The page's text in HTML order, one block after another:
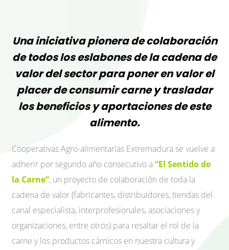
Una iniciativa pionera de colaboración
de todos los eslabones de la cadena de
valor del sector para poner en valor el
placer de consumir carne y trasladar
los beneficios y aportaciones de este
alimento.
Cooperativas Agro-alimentarias Extremadura se vuelve a
adherir por segundo año consecutivo a “El Sentido de
la Carne”, un proyecto de colaboración de toda la
cadena de valor (fabricantes, distribuidores, tiendas del
canal especialista, interprofesionales, asociaciones y
organizaciones, entre otros) para resaltar el rol de la
carne y los productos cárnicos en nuestra cultura y